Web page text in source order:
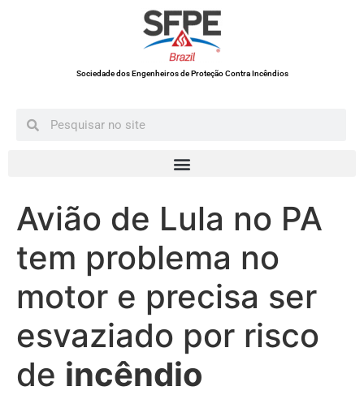
Sociedade dos Engenheiros de Proteção Contra Incêndios
Avião de Lula no PA
tem problema no
motor e precisa ser
esvaziado por risco
de incêndio